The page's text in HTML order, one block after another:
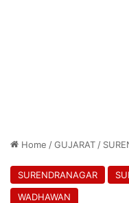
Home /GUJARAT /
SURENDRANAGAR
WADHAWAN